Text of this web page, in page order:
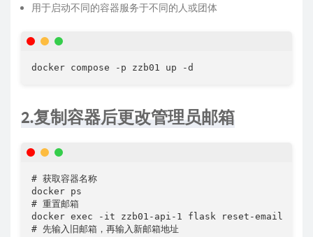
用于启动不同的容器服务于不同的人或团体
docker compose -p zzb01 up -d
2.复制容器后更改管理员邮箱
# 获取容器名称
docker ps
# 重置邮箱
docker exec -it zzb01-api-1 flask reset-email
# 先输入旧邮箱，再输入新邮箱地址